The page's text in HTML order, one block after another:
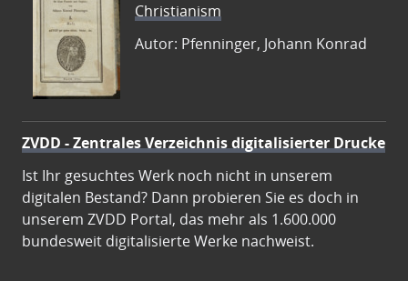
Christianism
Autor: Pfenninger, Johann Konrad
ZVDD - Zentrales Verzeichnis digitalisierter Drucke
Ist Ihr gesuchtes Werk noch nicht in unserem
digitalen Bestand? Dann probieren Sie es doch in
unserem ZVDD Portal, das mehr als 1.600.000
bundesweit digitalisierte Werke nachweist.